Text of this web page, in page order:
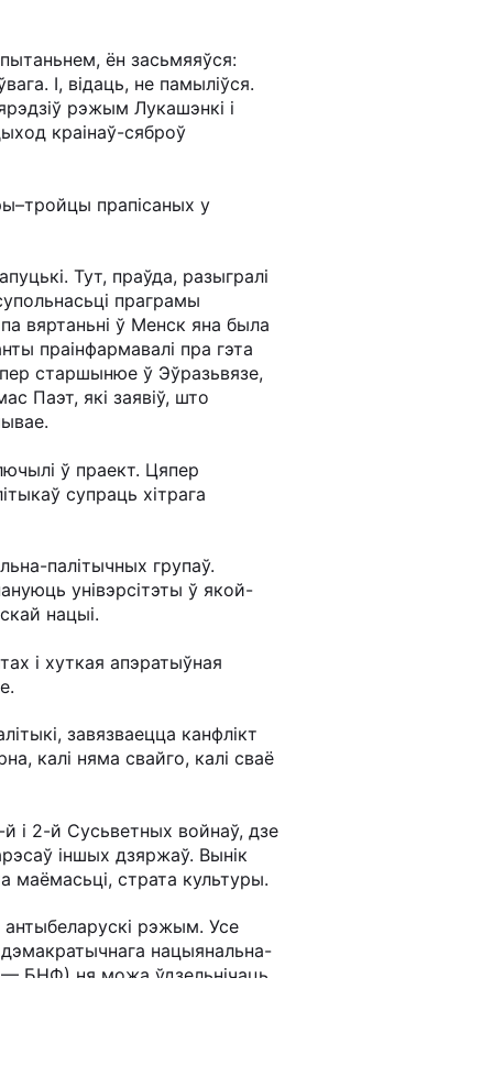
ён засьмяяўся:
І, відаць, не памыліўся.
рэжым Лукашэнкі і
краінаў-сяброў
прапісаных у
Тут, праўда, разыгралі
праграмы
вяртаньні ў Менск яна была
праінфармавалі пра гэта
старшынюе ў Эўразьвязе,
Паэт, які заявіў, што
ў праект. Цяпер
супраць хітрага
палітычных групаў.
унівэрсітэты ў якой-
нацыі.
і хуткая апэратыўная
завязваецца канфлікт
калі няма свайго, калі сваё
і 2-й Сусьветных войнаў, дзе
іншых дзяржаў. Вынік
маёмасьці, страта культуры.
рэжым. Усе
нацыянальна-
— БНФ) ня можа ўдзельнічаць